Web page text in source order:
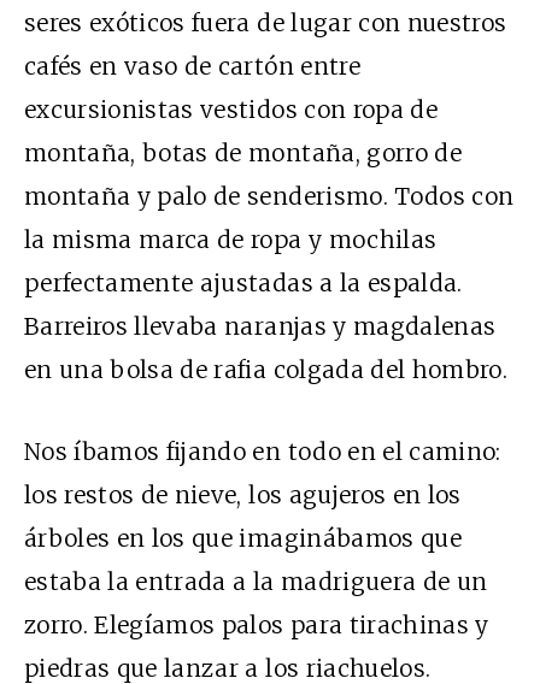
seres exóticos fuera de lugar con nuestros
cafés en vaso de cartón entre
excursionistas vestidos con ropa de
montaña, botas de montaña, gorro de
montaña y palo de senderismo. Todos con
la misma marca de ropa y mochilas
perfectamente ajustadas a la espalda.
Barreiros llevaba naranjas y magdalenas
en una bolsa de rafia colgada del hombro.
Nos íbamos fijando en todo en el camino:
los restos de nieve, los agujeros en los
árboles en los que imaginábamos que
estaba la entrada a la madriguera de un
zorro. Elegíamos palos para tirachinas y
piedras que lanzar a los riachuelos.